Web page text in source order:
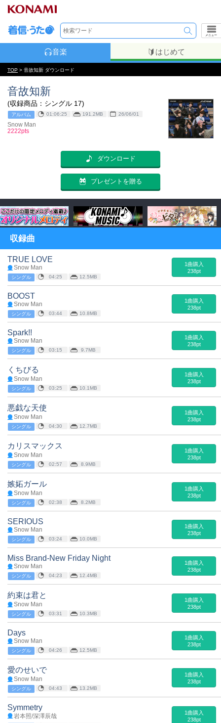
メニュー
音楽 はじめて
TOP > 音故知新 ダウンロード
音故知新
(収録商品：シングル 17)
アルバム 01:06:25 191.2MB 26/06/01
Snow Man
2222pts
ダウンロード
プレゼントを贈る
収録曲
TRUE LOVE
Snow Man
シングル 04:25 12.5MB
1曲購入
238pt
BOOST
Snow Man
シングル 03:44 10.8MB
1曲購入
238pt
Spark!!
Snow Man
シングル 03:15 9.7MB
1曲購入
238pt
くちびる
Snow Man
シングル 03:25 10.1MB
1曲購入
238pt
悪戯な天使
Snow Man
シングル 04:30 12.7MB
1曲購入
238pt
カリスマックス
Snow Man
シングル 02:57 8.9MB
1曲購入
238pt
嫉妬ガール
Snow Man
シングル 02:38 8.2MB
1曲購入
238pt
SERIOUS
Snow Man
シングル 03:24 10.0MB
1曲購入
238pt
Miss Brand-New Friday Night
Snow Man
シングル 04:23 12.4MB
1曲購入
238pt
約束は君と
Snow Man
シングル 03:31 10.3MB
1曲購入
238pt
Days
Snow Man
シングル 04:26 12.5MB
1曲購入
238pt
愛のせいで
Snow Man
シングル 04:43 13.2MB
1曲購入
238pt
Symmetry
岩本照/深澤辰哉
1曲購入
238pt